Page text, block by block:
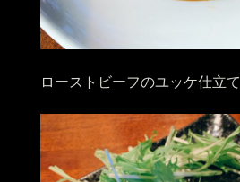
ローストビーフのユッケ仕立て